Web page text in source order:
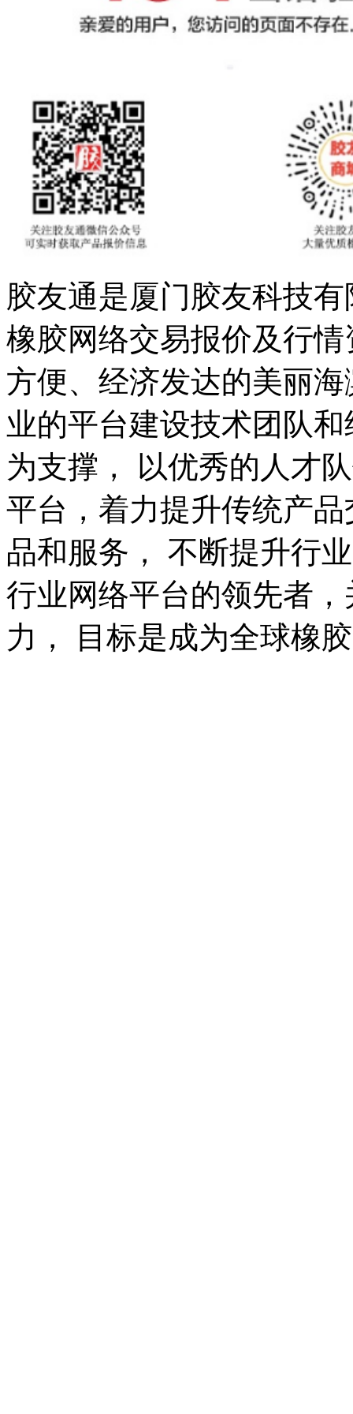
胶友通是厦门胶友科技
橡胶网络交易报价及行
方便、经济发达的美丽
业的平台建设技术团队
为支撑， 以优秀的人才
平台，着力提升传统产
品和服务， 不断提升行
行业网络平台的领先者
力， 目标是成为全球橡